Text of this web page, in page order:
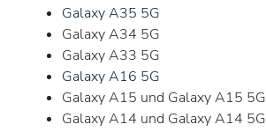
Galaxy A35 5G
Galaxy A34 5G
Galaxy A33 5G
Galaxy A16 5G
Galaxy A15 und Galaxy A15 5G
Galaxy A14 und Galaxy A14 5G